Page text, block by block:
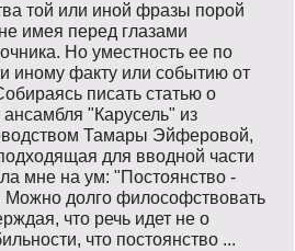
Login
той или иной фразы порой
имея перед глазами
Но уместность ее по
иному факту или событию от
писать статью о
"Карусель" из
Тамары Эйферовой,
для вводной части
мне на ум: "Постоянство -
Можно долго философствовать
что речь идет не о
что постоянство ...